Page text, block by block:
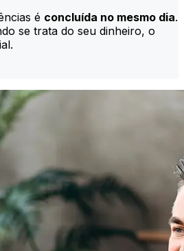
é concluída no mesmo dia.
se trata do seu dinheiro, o